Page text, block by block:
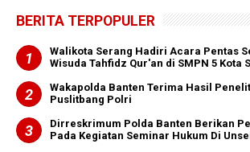
BERITA TERPOPULER
Walikota Serang Hadiri Acara Pentas
Wisuda Tahfidz Qur'an di SMPN 5 Kota
Wakapolda Banten Terima Hasil
Puslitbang Polri
Dirreskrimum Polda Banten Berikan
Pada Kegiatan Seminar Hukum Di